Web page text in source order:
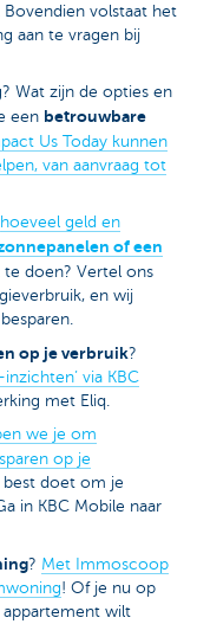
volstaat het
aan te vragen bij
Wat zijn de opties en
een betrouwbare
Us Today kunnen
van aanvraag tot
hoeveel geld en
of een
doen? Vertel ons
en wij
op je verbruik?
inzichten’ via KBC
met Eliq.
we je om
op je
best doet om je
in KBC Mobile naar
? Met Immoscoop
! Of je nu op
appartement wilt